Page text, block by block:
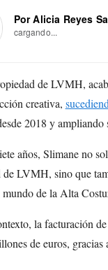
Por Alicia Reyes
cargando...
de LVMH,
creativa,
2018 y ampliando
años, Slimane no
de LVMH, sino que
de la Alta
la facturación
de euros, gracias